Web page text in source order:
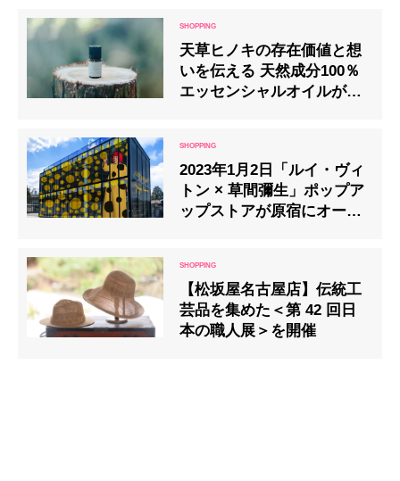
天草ヒノキの存在価値と想
いを伝える 天然成分100％
エッセンシャルオイルが
2023年1月2日「ルイ・ヴィ
トン × 草間彌生」ポップア
ップストアが原宿にオープ
【松坂屋名古屋店】伝統工
芸品を集めた＜第 42 回日
本の職人展＞を開催